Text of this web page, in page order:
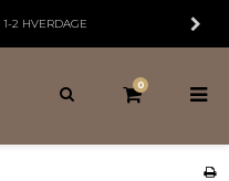
1-2 HVERDAGE
0